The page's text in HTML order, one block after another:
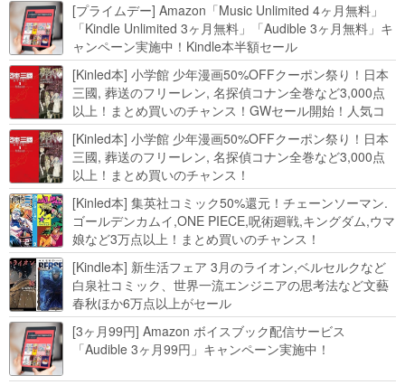
[プライムデー] Amazon「Music Unlimited 4ヶ月無料」
「Kindle Unlimited 3ヶ月無料」「Audible 3ヶ月無料」キ
ャンペーン実施中！Kindle本半額セール
HUNTER×HUNTERなど集英社、無職転生,幼女戦記など
KADOKAWA、キャプテン翼100円セールも！
[Kinled本] 小学館 少年漫画50%OFFクーポン祭り！日本
三國, 葬送のフリーレン, 名探偵コナン全巻など3,000点
以上！まとめ買いのチャンス！GWセール開始！人気コ
ミック多数 カドカワ祭やIT関連本がセールに！
[Kinled本] 小学館 少年漫画50%OFFクーポン祭り！日本
三國, 葬送のフリーレン, 名探偵コナン全巻など3,000点
以上！まとめ買いのチャンス！
[Kinled本] 集英社コミック50%還元！チェーンソーマン.
ゴールデンカムイ,ONE PIECE,呪術廻戦,キングダム,ウマ
娘など3万点以上！まとめ買いのチャンス！
[Kindle本] 新生活フェア 3月のライオン,ベルセルクなど
白泉社コミック、世界一流エンジニアの思考法など文藝
春秋ほか6万点以上がセール
[3ヶ月99円] Amazon ボイスブック配信サービス
「Audible 3ヶ月99円」キャンペーン実施中！